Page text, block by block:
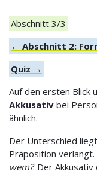
Abschnitt 3/3
← Abschnitt 2:
Quiz →
Auf den ersten Blick
Akkusativ bei
ähnlich.
Der Unterschied
Präposition
wem?. Der Akkusativ